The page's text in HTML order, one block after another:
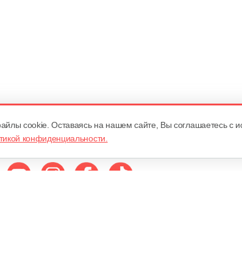
cookie. Оставаясь на нашем сайте, Вы соглашаетесь с
конфиденциальности.